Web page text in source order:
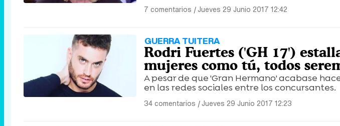
7 comentarios |Jueves 29 Junio 2017 12:42
GUERRA TUITERA
Rodri Fuertes ('GH 17')
mujeres como tú, todos
A pesar de que 'Gran Hermano' acabase
en las redes sociales entre los concursantes.
34 comentarios |Jueves 29 Junio 2017 12:23